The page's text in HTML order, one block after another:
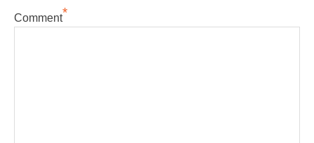
Comment*